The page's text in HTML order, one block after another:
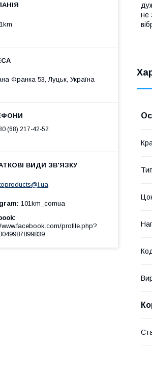
не
Франка 53, Луцьк, Україна
(68) 217-42-52
101km_comua
www.facebook.com/profile.php?